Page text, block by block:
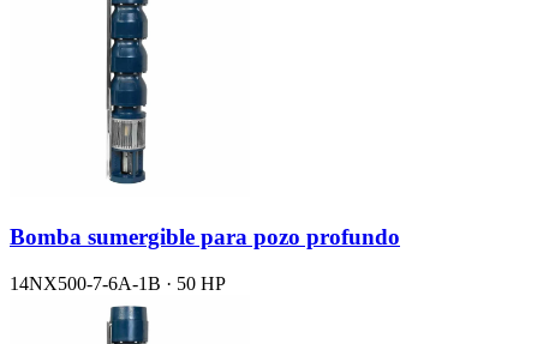
Bomba sumergible para pozo profundo
14NX500-7-6A-1B · 50 HP